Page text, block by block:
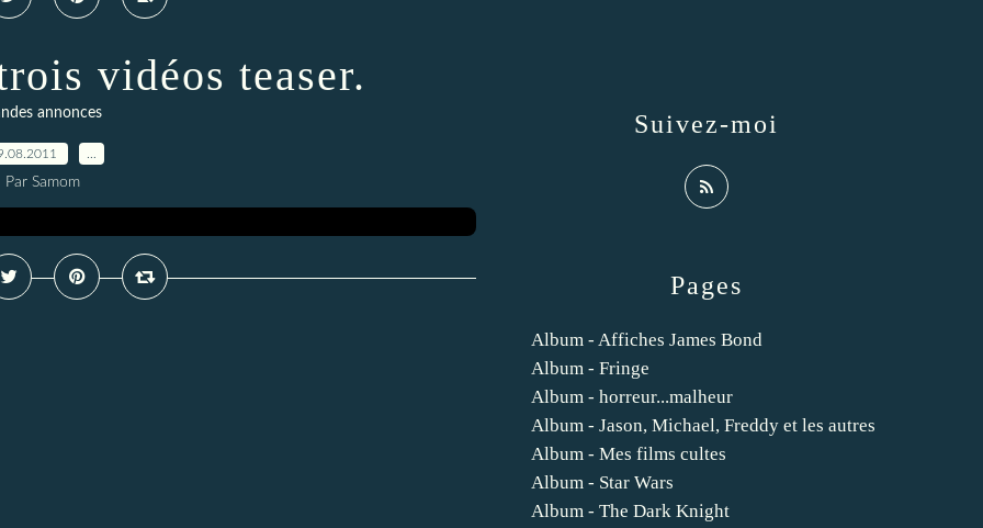
vidéos teaser.
annonces
Par Samom
Pages
Album - Affiches James Bond
Album - Fringe
Album - horreur...malheur
Album - Jason, Michael, Freddy et les autres
Album - Mes films cultes
Album - Star Wars
Album - The Dark Knight
Suivez-moi